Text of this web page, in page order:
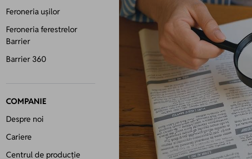
Feroneria ușilor
Feroneria ferestrelor
Barrier
Barrier 360
COMPANIE
Despre noi
Cariere
Centrul de producție